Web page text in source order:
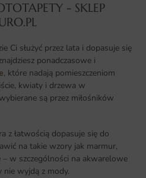
- SKLEP
Ci służyć przez lata i dopasuje się
ponadczasowe i
, które nadają pomieszczeniom
kwiaty i drzewa w
są przez miłośników
z łatwością dopasuje się do
na takie wzory jak marmur,
w szczególności na akwarelowe
nie wyjdą z mody.